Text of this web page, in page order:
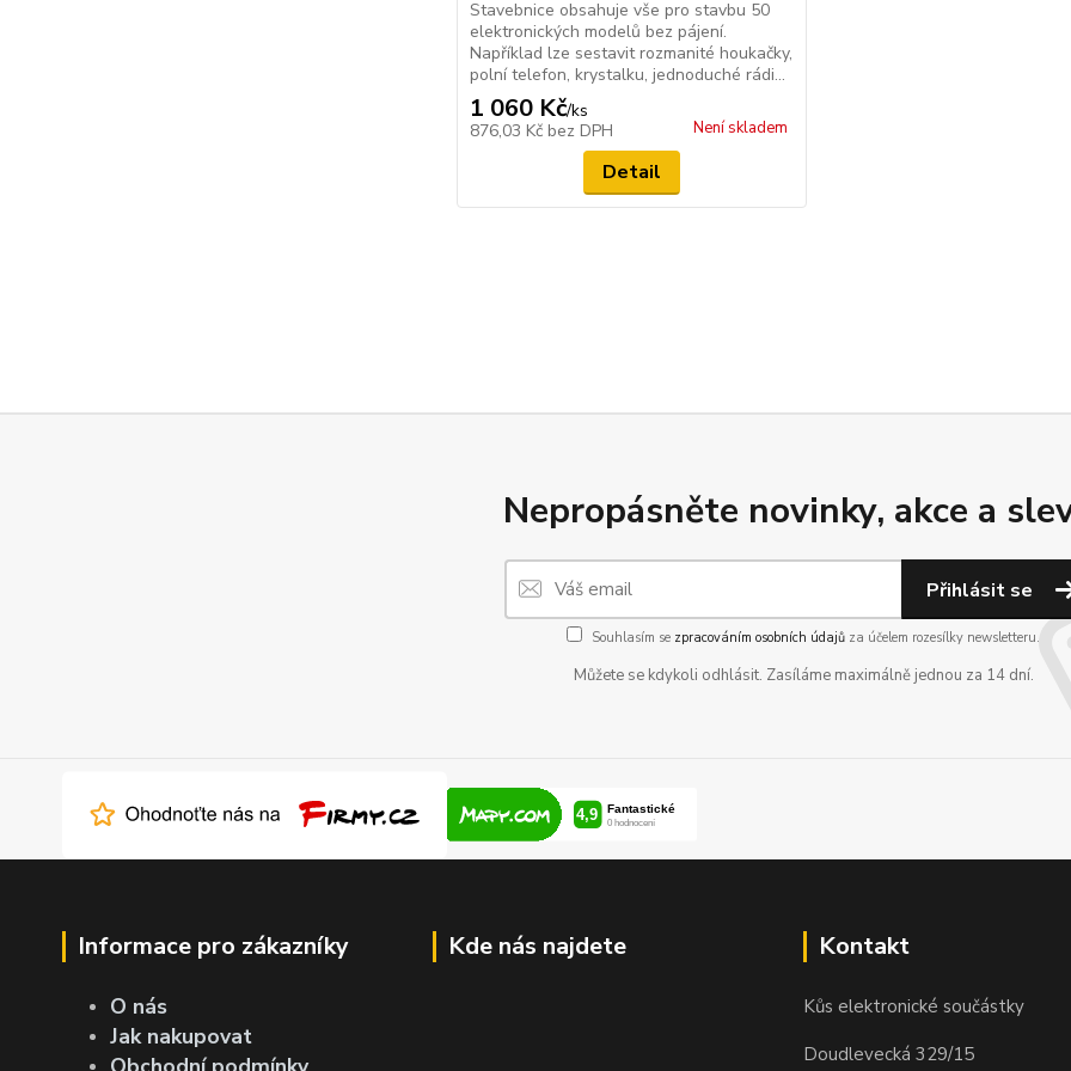
Stavebnice obsahuje vše pro stavbu 50
elektronických modelů bez pájení.
Například lze sestavit rozmanité houkačky,
polní telefon, krystalku, jednoduché rádi...
1 060 Kč/ks
876,03 Kč bez DPH Není skladem
Detail
Nepropásněte novinky, akce a
Přihlásit se
Souhlasím se zpracováním osobních údajů za účelem rozesílky newsletteru.
Můžete se kdykoli odhlásit. Zasíláme maximálně jednou za 14 dní.
Informace pro zákazníky
O nás
Jak nakupovat
Kde nás najdete Kontakt
Kůs elektronické součástky
Doudlevecká 329/15